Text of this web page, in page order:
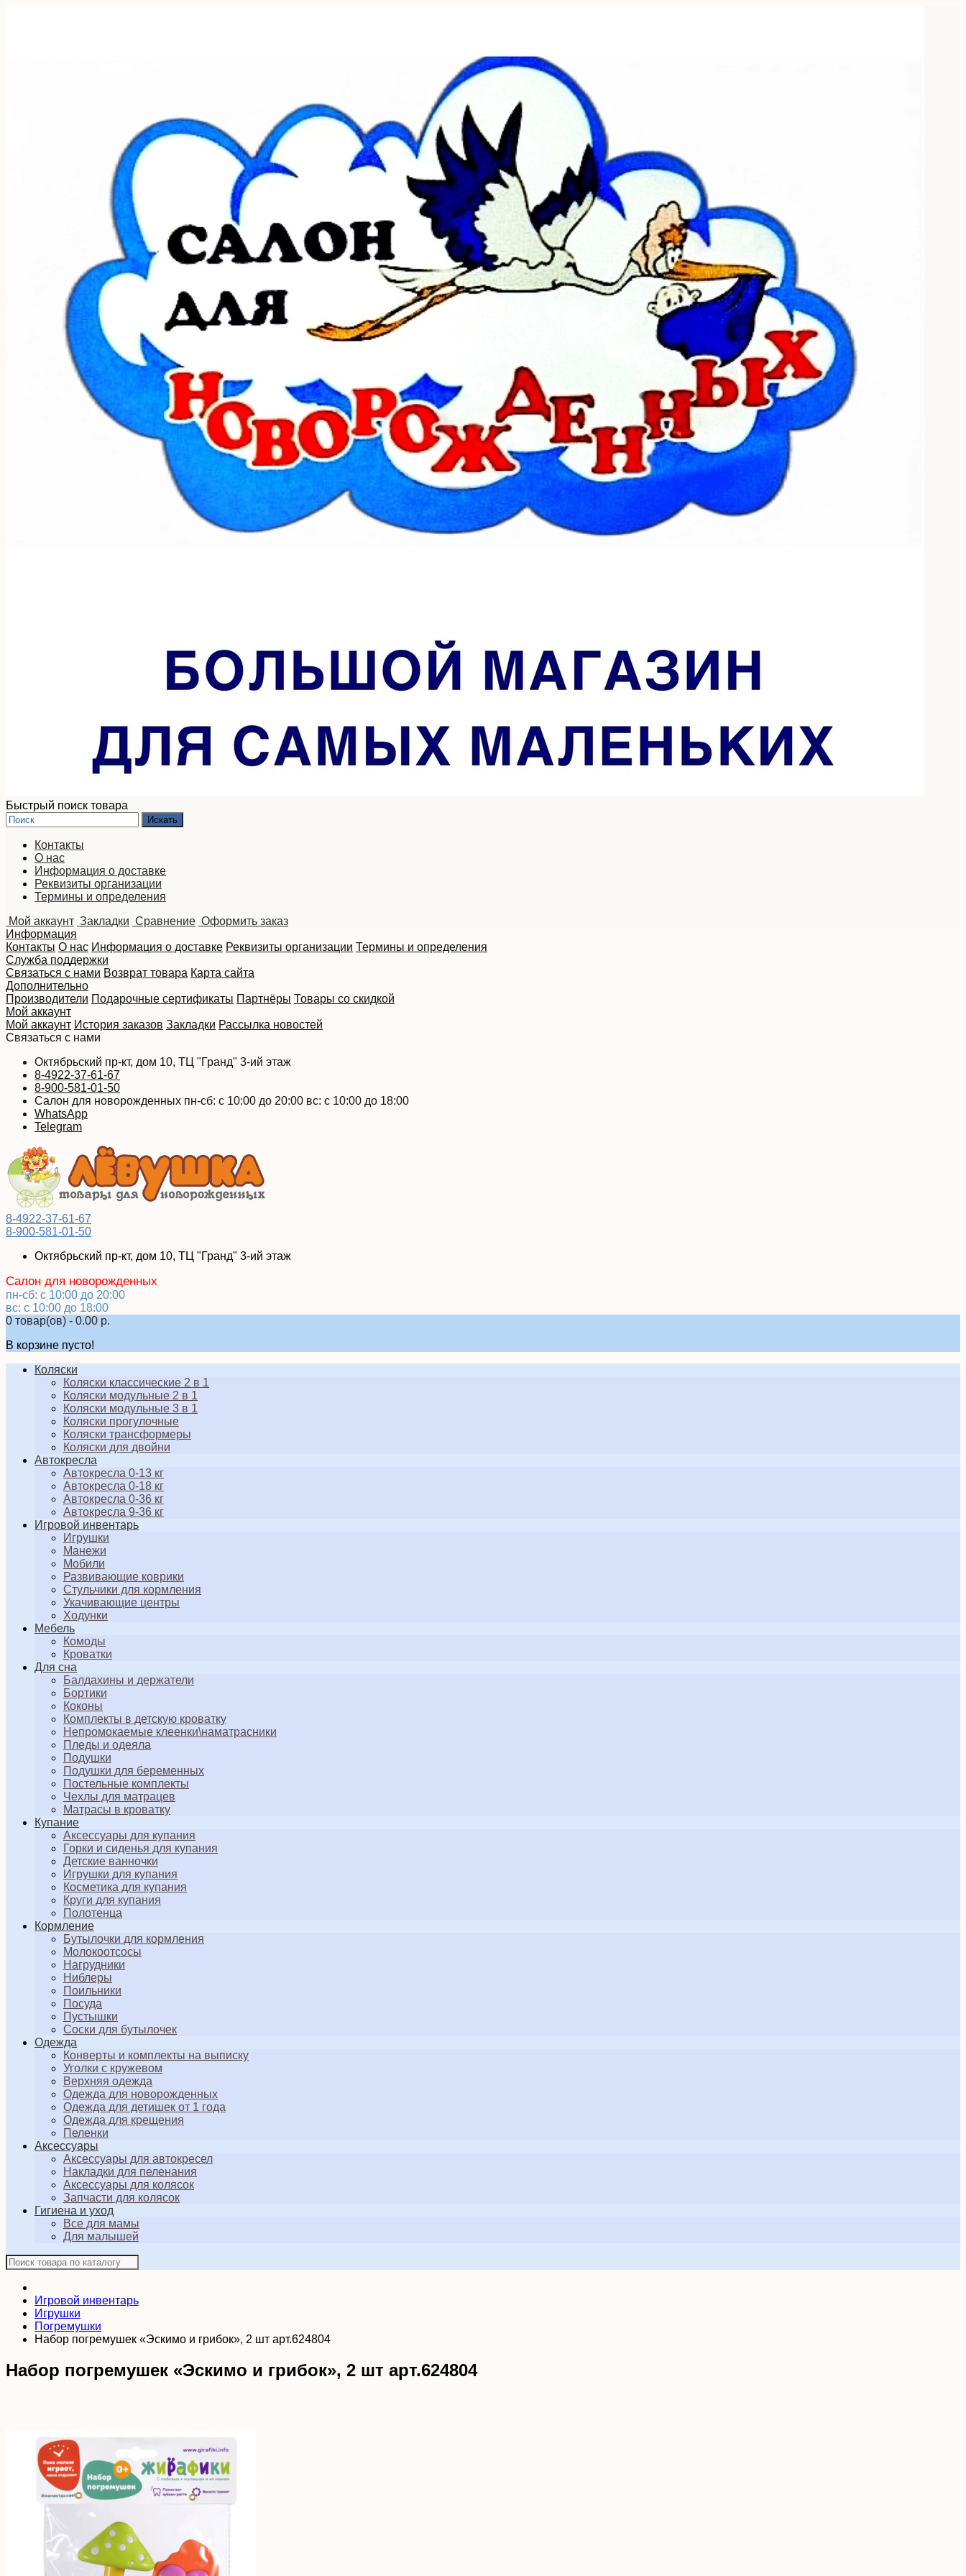
Быстрый поиск товара
Контакты
О нас
Информация о доставке
Реквизиты организации
Термины и определения
Мой аккаунт Закладки Сравнение Оформить заказ
Информация
Контакты О нас Информация о доставке Реквизиты организации Термины и определения
Служба поддержки
Связаться с нами Возврат товара Карта сайта
Дополнительно
Производители Подарочные сертификаты Партнёры Товары со скидкой
Мой аккаунт
Мой аккаунт История заказов Закладки Рассылка новостей
Связаться с нами
Октябрьский пр-кт, дом 10, ТЦ "Гранд" 3-ий этаж
8-4922-37-61-67
8-900-581-01-50
Салон для новорожденных пн-сб: с 10:00 до 20:00 вс: с 10:00 до 18:00
WhatsApp
Telegram
8-4922-37-61-67
8-900-581-01-50
Октябрьский пр-кт, дом 10, ТЦ "Гранд" 3-ий этаж
Салон для новорожденных
пн-сб: с 10:00 до 20:00
вс: с 10:00 до 18:00
0 товар(ов) - 0.00 р.
В корзине пусто!
Коляски
Коляски классические 2 в 1
Коляски модульные 2 в 1
Коляски модульные 3 в 1
Коляски прогулочные
Коляски трансформеры
Коляски для двойни
Автокресла
Автокресла 0-13 кг
Автокресла 0-18 кг
Автокресла 0-36 кг
Автокресла 9-36 кг
Игровой инвентарь
Игрушки
Манежи
Мобили
Развивающие коврики
Стульчики для кормления
Укачивающие центры
Ходунки
Мебель
Комоды
Кроватки
Для сна
Балдахины и держатели
Бортики
Коконы
Комплекты в детскую кроватку
Непромокаемые клеенки\наматрасники
Пледы и одеяла
Подушки
Подушки для беременных
Постельные комплекты
Чехлы для матрацев
Матрасы в кроватку
Купание
Аксессуары для купания
Горки и сиденья для купания
Детские ванночки
Игрушки для купания
Косметика для купания
Круги для купания
Полотенца
Кормление
Бутылочки для кормления
Молокоотсосы
Нагрудники
Ниблеры
Поильники
Посуда
Пустышки
Соски для бутылочек
Одежда
Конверты и комплекты на выписку
Уголки с кружевом
Верхняя одежда
Одежда для новорожденных
Одежда для детишек от 1 года
Одежда для крещения
Пеленки
Аксессуары
Аксессуары для автокресел
Накладки для пеленания
Аксессуары для колясок
Запчасти для колясок
Гигиена и уход
Все для мамы
Для малышей
Игровой инвентарь
Игрушки
Погремушки
Набор погремушек «Эскимо и грибок», 2 шт арт.624804
Набор погремушек «Эскимо и грибок», 2 шт арт.624804